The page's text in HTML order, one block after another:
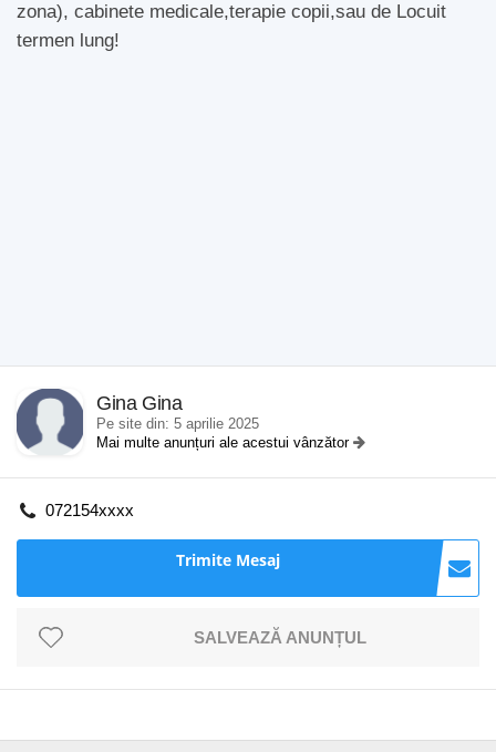
zona), cabinete medicale,terapie copii,sau de Locuit
termen lung!
Gina Gina
Pe site din: 5 aprilie 2025
Mai multe anunțuri ale acestui vânzător
072154xxxx
Trimite Mesaj
SALVEAZĂ ANUNȚUL